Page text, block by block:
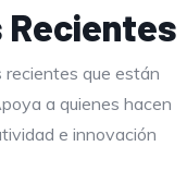
recientes que están
a quienes hacen
e innovación